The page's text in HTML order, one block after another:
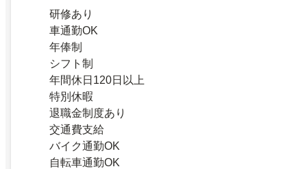
研修あり
車通勤OK
年俸制
シフト制
年間休日120日以上
特別休暇
退職金制度あり
交通費支給
バイク通勤OK
自転車通勤OK